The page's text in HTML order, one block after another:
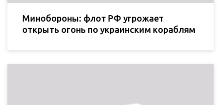
Минобороны: флот РФ угрожает
открыть огонь по украинским кораблям